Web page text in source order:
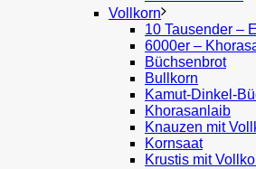
Vollkorn
10 Tausender –
6000er –
Büchsenbrot
Bullkorn
Kamut-Dinkel-
Khorasanlaib
Knauzen mit
Kornsaat
Krustis mit